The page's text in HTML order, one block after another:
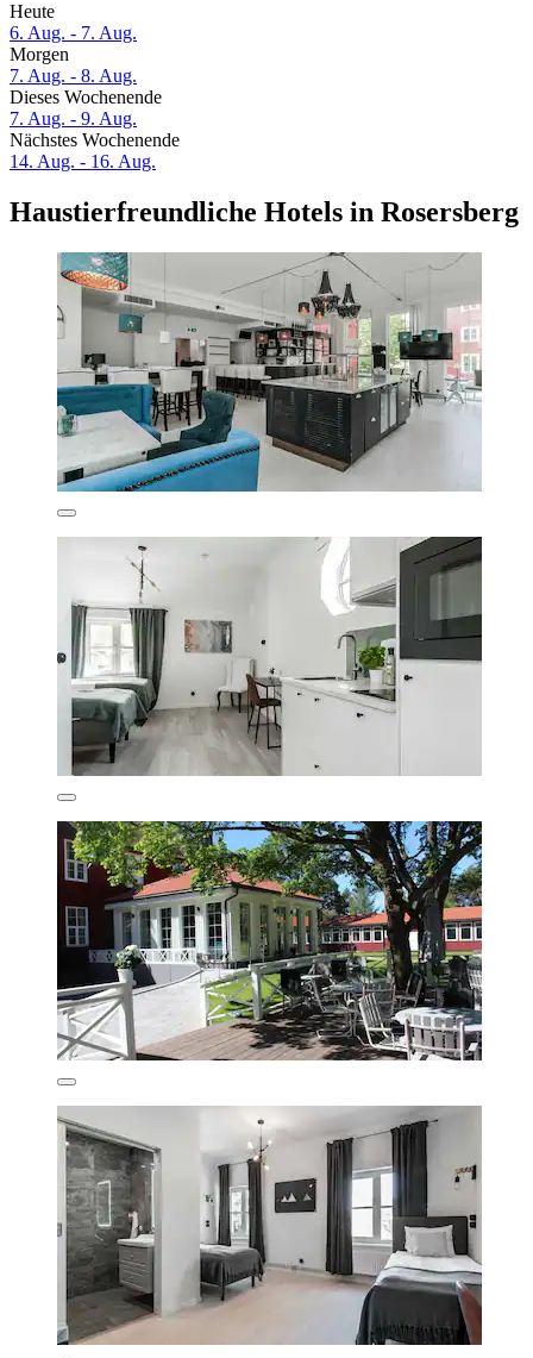
Heute
6. Aug. - 7. Aug.
Morgen
7. Aug. - 8. Aug.
Dieses Wochenende
7. Aug. - 9. Aug.
Nächstes Wochenende
14. Aug. - 16. Aug.
Haustierfreundliche Hotels in Rosersberg